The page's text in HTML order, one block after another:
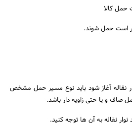
حمل کالا
است حمل شوند.
نقاله آغاز شود باید نوع مسیر حمل مشخص
و یا حتی زاویه دار باشد.
نقاله به آن ها توجه کنید.